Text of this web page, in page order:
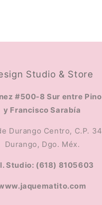
Studio & Store
#500-8 Sur entre
y Francisco Sarabía
Durango Centro, C.P.
Durango, Dgo. Méx.
Studio: (618) 8105603